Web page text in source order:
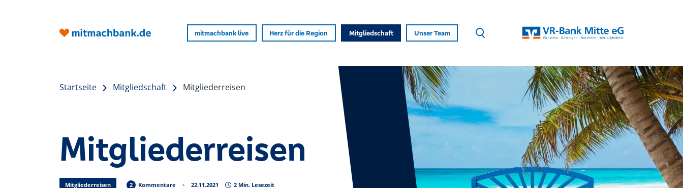
mitmachbank live Herz für die Region Mitgliedschaft Unser Team
Startseite Mitgliedschaft Mitgliederreisen
Mitgliederreisen
Mitgliederreisen 2 Kommentare 22.11.2021 2 Min. Lesezeit